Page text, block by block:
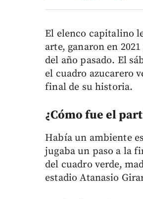
El elenco capitalino
arte, ganaron en
del año pasado. El
el cuadro azucarero
final de su historia.
¿Cómo fue el
Había un ambiente
jugaba un paso a la
del cuadro verde,
estadio Atanasio